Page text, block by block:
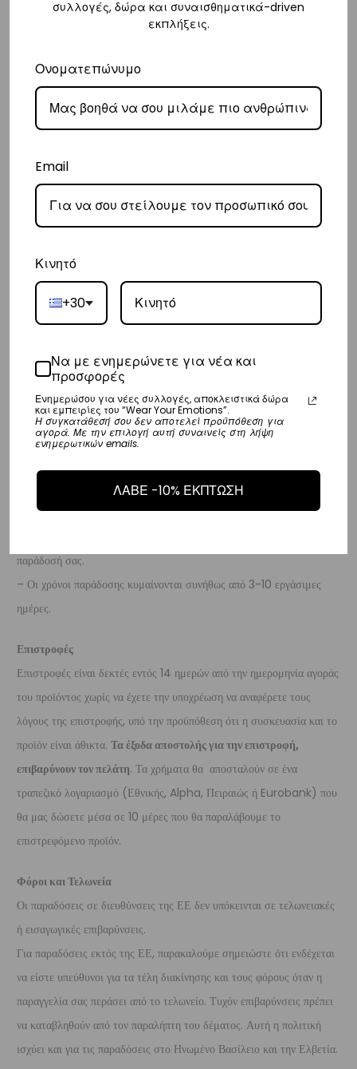
– Η συνεργαζόμενη εταιρεία ταχυμεταφορών,Courier Center
– Προσφέρουμε επίσης αντικαταβολή για παραγγελίες σε όλη την
Ελλάδα με extra χρέωση €2.
Κύπρος
– Τα έξοδα αποστολής για Κύπρο είναι στα
– Η συνεργαζόμενη εταιρεία ταχυμεταφορών,Aramex
– Οι χρόνοι παράδοσης κυμαίνονται συνήθως από 2-7 εργάσιμες
ημέρες.
Ευρώπη
– Τα έξοδα αποστολής για όλο την Ευρώπη είναι στα
– Η συνεργαζόμενη εταιρεία ταχυμεταφορών,
παράδοσή σας.
– Οι χρόνοι παράδοσης κυμαίνονται συνήθως από 3-8 εργάσιμες
ημέρες.
– Τα έξοδα αποστολής για όλο τον υπόλοιπο κόσμο είναι στα€35
παράδοσή σας.
– Οι χρόνοι παράδοσης κυμαίνονται συνήθως από 3-10 εργάσιμες
ημέρες.
Επιστροφές
Επιστροφές είναι δεκτές εντός 14 ημερών από την ημερομηνία αγοράς
του προϊόντος χωρίς να έχετε την υποχρέωση να αναφέρετε τους
λόγους της επιστροφής, υπό την προϋπόθεση ότι η συσκευασία και το
προϊόν είναι άθικτα. Τα έξοδα αποστολής για την επιστροφή,
επιβαρύνουν τον πελάτη. Τα χρήματα θα αποσταλούν σε ένα
τραπεζικό λογαριασμό (Εθνικής, Alpha, Πειραιώς ή Eurobank) που
θα μας δώσετε μέσα σε 10 μέρες που θα παραλάβουμε το
επιστρεφόμενο προϊόν.
Φόροι και Τελωνεία
Οι παραδόσεις σε διευθύνσεις της ΕΕ δεν υπόκεινται σε τελωνειακές
ή εισαγωγικές επιβαρύνσεις.
Για παραδόσεις εκτός της ΕΕ, παρακαλούμε σημειώστε ότι ενδέχεται
να είστε υπεύθυνοι για τα τέλη διακίνησης και τους φόρους όταν η
παραγγελία σας περάσει από το τελωνείο. Τυχόν επιβαρύνσεις πρέπει
να καταβληθούν από τον παραλήπτη του δέματος. Αυτή η πολιτική
ισχύει και για τις παραδόσεις στο Ηνωμένο Βασίλειο και την Ελβετία.
συλλογές, δώρα και συναισθηματικά-driven
εκπλήξεις.
Ονοματεπώνυμο
Email
Κινητό
+30
Να με ενημερώνετε για νέα και
προσφορές
Ενημερώσου για νέες συλλογές, αποκλειστικά δώρα
και εμπειρίες του “Wear Your Emotions”.
Η συγκατάθεσή σου δεν αποτελεί προϋπόθεση για
αγορά. Με την επιλογή αυτή συναινείς στη λήψη
ενημερωτικών emails.
ΛΑΒΕ -10% ΕΚΠΤΩΣΗ